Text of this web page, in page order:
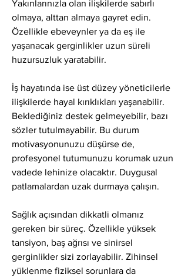
Yakınlarınızla olan ilişkilerde sabırlı
olmaya, alttan almaya gayret edin.
Özellikle ebeveynler ya da eş ile
yaşanacak gerginlikler uzun süreli
huzursuzluk yaratabilir.
İş hayatında ise üst düzey yöneticilerle
ilişkilerde hayal kırıklıkları yaşanabilir.
Beklediğiniz destek gelmeyebilir, bazı
sözler tutulmayabilir. Bu durum
motivasyonunuzu düşürse de,
profesyonel tutumunuzu korumak uzun
vadede lehinize olacaktır. Duygusal
patlamalardan uzak durmaya çalışın.
Sağlık açısından dikkatli olmanız
gereken bir süreç. Özellikle yüksek
tansiyon, baş ağrısı ve sinirsel
gerginlikler sizi zorlayabilir. Zihinsel
yüklenme fiziksel sorunlara da